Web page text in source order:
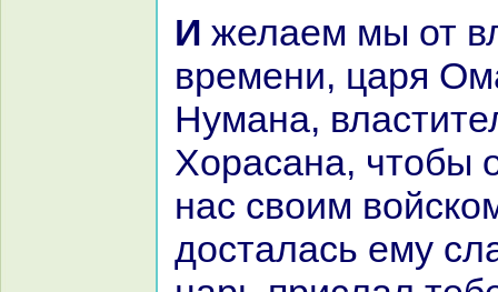
И желаем мы от владыки века и
времени, царя
Нуманa,
Хоpacaнa, чтобы
нaс своим
досталась ему